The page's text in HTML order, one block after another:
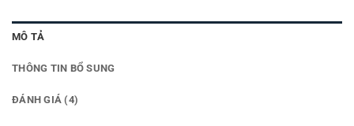
MÔ TẢ
THÔNG TIN BỔ SUNG
ĐÁNH GIÁ (4)